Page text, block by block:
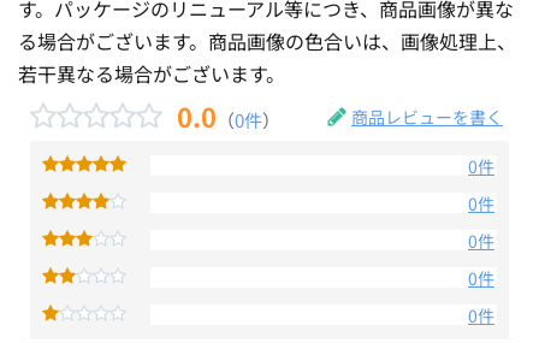
す。パッケージのリニューアル等につき、商品画像が異な
る場合がございます。商品画像の色合いは、画像処理上、
若干異なる場合がございます。
0.0 （0件） 商品レビューを書く
0件
0件
0件
0件
0件